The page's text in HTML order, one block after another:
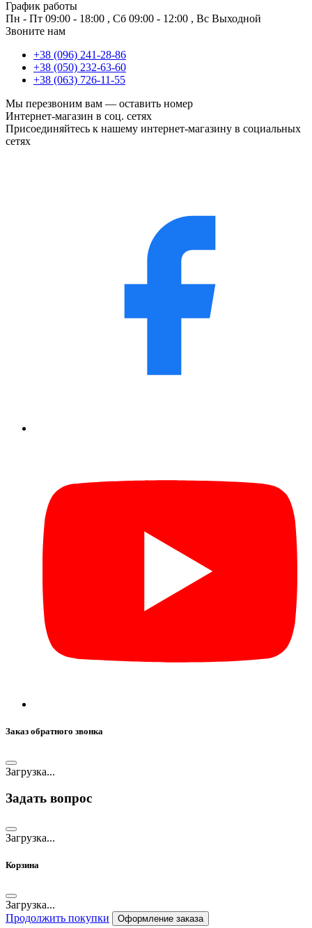
График работы
Пн - Пт 09:00 - 18:00 , Сб 09:00 - 12:00 , Вс Выходной
Звоните нам
+38 (096) 241-28-86
+38 (050) 232-63-60
+38 (063) 726-11-55
Мы перезвоним вам — оставить номер
Интернет-магазин в соц. сетях
Присоединяйтесь к нашему интернет-магазину в социальных
сетях
Заказ обратного звонка
Загрузка...
Задать вопрос
Загрузка...
Корзина
Загрузка...
Продолжить покупки
Оформление заказа